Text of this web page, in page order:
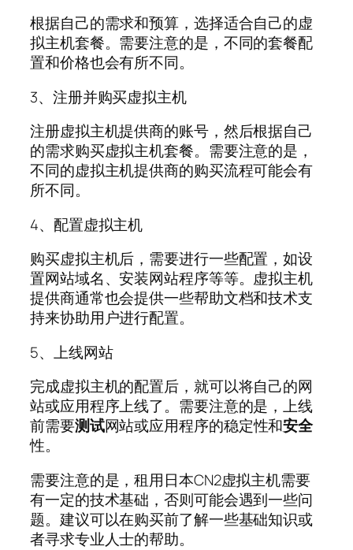
根据自己的需求和预算，选择适合自己的虚
拟主机套餐。需要注意的是，不同的套餐配
置和价格也会有所不同。
3、注册并购买虚拟主机
注册虚拟主机提供商的账号，然后根据自己
的需求购买虚拟主机套餐。需要注意的是，
不同的虚拟主机提供商的购买流程可能会有
所不同。
4、配置虚拟主机
购买虚拟主机后，需要进行一些配置，如设
置网站域名、安装网站程序等等。虚拟主机
提供商通常也会提供一些帮助文档和技术支
持来协助用户进行配置。
5、上线网站
完成虚拟主机的配置后，就可以将自己的网
站或应用程序上线了。需要注意的是，上线
前需要测试网站或应用程序的稳定性和安全
性。
需要注意的是，租用日本CN2虚拟主机需要
有一定的技术基础，否则可能会遇到一些问
题。建议可以在购买前了解一些基础知识或
者寻求专业人士的帮助。